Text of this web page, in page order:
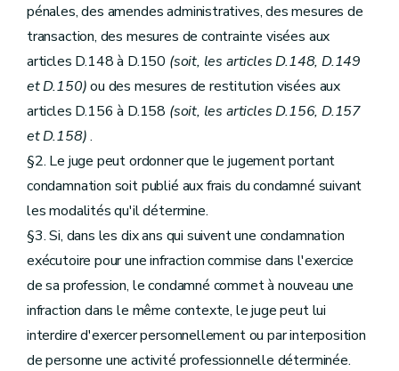
pénales, des amendes administratives, des mesures de
transaction, des mesures de contrainte visées aux
articles D.148 à D.150 (soit, les articles D.148, D.149
et D.150)ou des mesures de restitution visées aux
articles D.156 à D.158 (soit, les articles D.156, D.157
et D.158).
§2. Le juge peut ordonner que le jugement portant
condamnation soit publié aux frais du condamné suivant
les modalités qu'il détermine.
§3. Si, dans les dix ans qui suivent une condamnation
exécutoire pour une infraction commise dans l'exercice
de sa profession, le condamné commet à nouveau une
infraction dans le même contexte, le juge peut lui
interdire d'exercer personnellement ou par interposition
de personne une activité professionnelle déterminée.